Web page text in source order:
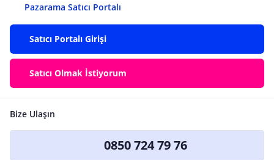
Pazarama Satıcı Portalı
Satıcı Portalı Girişi
Satıcı Olmak İstiyorum
Bize Ulaşın
0850 724 79 76